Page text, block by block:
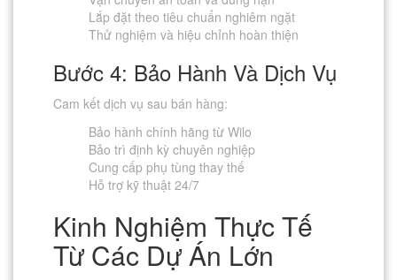
Lắp đặt theo tiêu chuẩn nghiêm ngặt
Thử nghiệm và hiệu chỉnh hoàn thiện
Bước 4: Bảo Hành Và Dịch Vụ
Cam kết dịch vụ sau bán hàng:
Bảo hành chính hãng từ Wilo
Bảo trì định kỳ chuyên nghiệp
Cung cấp phụ tùng thay thế
Hỗ trợ kỹ thuật 24/7
Kinh Nghiệm Thực Tế
Từ Các Dự Án Lớn